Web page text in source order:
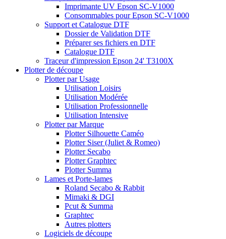
Imprimante UV Epson SC-V1000
Consommables pour Epson SC-V1000
Support et Catalogue DTF
Dossier de Validation DTF
Préparer ses fichiers en DTF
Catalogue DTF
Traceur d'impression Epson 24' T3100X
Plotter de découpe
Plotter par Usage
Utilisation Loisirs
Utilisation Modérée
Utilisation Professionnelle
Utilisation Intensive
Plotter par Marque
Plotter Silhouette Caméo
Plotter Siser (Juliet & Romeo)
Plotter Secabo
Plotter Graphtec
Plotter Summa
Lames et Porte-lames
Roland Secabo & Rabbit
Mimaki & DGI
Pcut & Summa
Graphtec
Autres plotters
Logiciels de découpe